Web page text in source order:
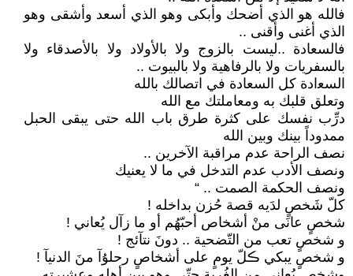
ﻓﺎلله ﻫﻮ ﺍﻟﺬﻱ ﺃﺿﺤﻚ ﻭﺃﺑﻜﻰ ﻭﻫﻮ ﺍﻟﺬﻱ ﺃﺳﻌﺪ ﻭﺃﺷﻘﻰ ﻭﻫﻮ
ﺍﻟﺬﻱ ﺃﻏﻨﻰ ﻭﺃﻗﻨﻰ ..
ﻓﺎﻟﺴﻌﺎﺩﺓ ..ﻟﻴﺴﺖ ﺑﺎﻟﺰﻭﺝ ﻭﻻ‌ ﺑﺎﻷ‌ﻭﻻ‌ﺩ ﻭﻻ‌ ﺑﺎﻷ‌ﺻﺪﻗﺎﺀ ﻭﻻ‌
ﺑﺎﻟﺴﻔﺮﻳﺎﺕ ﻭﻻ‌ ﺑﺎﻟﺮﻓﺎﻫﻴﺔ ﻭﻻ‌ ﺑﺎﻟﺒﻴﻮﺕ ..
ﺍﻟﺴﻌادﺓ ﻛﻞ ﺍﻟﺴﻌﺎﺩﺓ ﻓﻲ ﺍﺗﺼﺎﻟﻚ ﺑﺎلله
ﻭﺗﻌﻠﻖ ﻗﻠﺒﻚ ﺑﻪ ﻭﻣﻌﺎﻣﻠﺘﻚ ﻣﻊ ﺍلله
ﺩﺭِّﺏ ﻧﻔﺴﻚ ﻋﻠﻰ ﻛﺜﺮﺓ ﻃﺮﻕ ﺑﺎﺏ ﺍلله ﺣﺘﻰ ﻳﺒﻘﻰ ﺍﻟﺤﺒﻞ
ﻣﻤﺪﻭﺩﺍً ﺑﻴﻨﻚ وبين الله
نصف الراحة عدم مراقبة الآخرين ..
ونصف الأدب عدم التدخل في ما لا يعنيك
ونصف الحكمة الصمت .. “
كلّ شَخصٍ لدَيه قصة حُزن بداخله !
شخصٍ عانَى منْ أشخاص أحبّهُم أو ما زآل يُعاني !
و شخصٍ تعب من التّضحية .. دونَ نتآئج !
و شخصٍ يبكي ڪلّ يومٍ على أشخاصٍ رحلۇآ منَ الدنيآ !